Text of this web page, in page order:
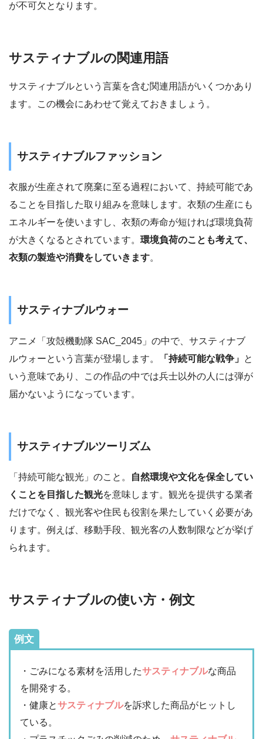
が不可欠となります。
サスティナブルの関連用語
サスティナブルという言葉を含む関連用語がいくつかあり
ます。この機会にあわせて覚えておきましょう。
サスティナブルファッション
衣服が生産されて廃棄に至る過程において、持続可能であ
ることを目指した取り組みを意味します。衣類の生産にも
エネルギーを使いますし、衣類の寿命が短ければ環境負荷
が大きくなるとされています。 環境負荷のことも考えて、
衣類の製造や消費をしていきます。
サスティナブルウォー
アニメ「攻殻機動隊 SAC_2045」の中で、サスティナブ
ルウォーという言葉が登場します。
「持続可能な戦争」 と
いう意味であり、この作品の中では兵士以外の人には弾が
届かないようになっています。
サスティナブルツーリズム
「持続可能な観光」のこと。
自然環境や文化を保全してい
くことを目指した観光を意味します。観光を提供する業者
だけでなく、観光客や住民も役割を果たしていく必要があ
ります。例えば、移動手段、観光客の人数制限などが挙げ
られます。
サスティナブルの使い方・例文
例文
・ごみになる素材を活用したサスティナブルな商品
を開発する。
・健康とサスティナブルを訴求した商品がヒットし
ている。